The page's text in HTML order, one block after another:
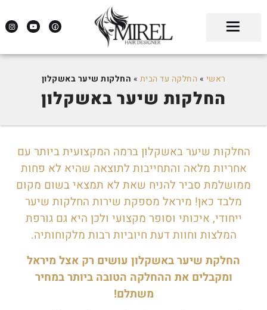
ראשי »החלקה עד הבית » החלקות שיער באשקלון
החלקות שיער באשקלון
החלקות שיער באשקלון ברמה המקצועית ביותר עם
אחריות מלאה והתחייבות לתוצאה שהיא לא פחות
ממושלמת סביר להניח שאת לא תמצאי בשום מקום
מלבד כאן! מיראל מספקת שירות החלקות שיער
ייחודי, איכותי וסופר מקצועי ולכן היא גם גורפת
המלצות וחוות דעת חיוביות רבות מלקוחותיה.
החלקת שיער באשקלון עושים רק אצל מיראל
ומקבלים את ההחלקה הטובה ביותר במחיר
משתלם!